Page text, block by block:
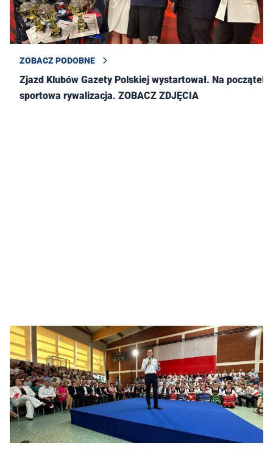
ZOBACZ PODOBNE
Zjazd Klubów Gazety Polskiej wystartował. Na początek
sportowa rywalizacja. ZOBACZ ZDJĘCIA